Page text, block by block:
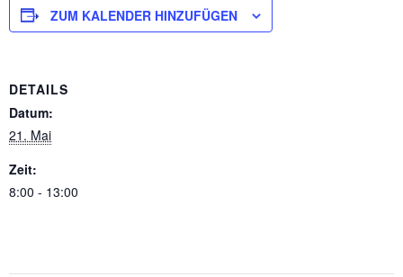
ZUM KALENDER HINZUFÜGEN
DETAILS
Datum:
21. Mai
Zeit:
8:00 - 13:00